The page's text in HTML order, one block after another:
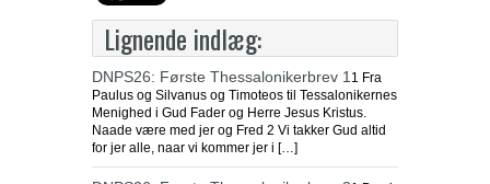
Lignende indlæg:
DNPS26: Første Thessalonikerbrev 1 1 Fra
Paulus og Silvanus og Timoteos til Tessalonikernes
Menighed i Gud Fader og Herre Jesus Kristus.
Naade være med jer og Fred 2 Vi takker Gud altid
for jer alle, naar vi kommer jer i […]